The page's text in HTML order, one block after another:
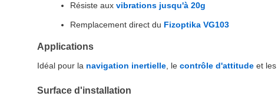
Résiste aux vibrations jusqu'à 20g
Remplacement direct du Fizoptika VG103
Applications
Idéal pour la navigation inertielle , le contrôle d'attitude et les
Surface d'installation